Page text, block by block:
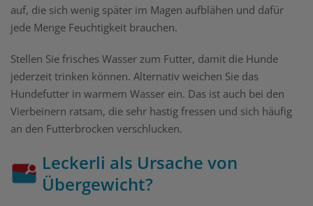
auf, die sich wenig später im Magen aufblähen und dafür
jede Menge Feuchtigkeit brauchen.
Stellen Sie frisches Wasser zum Futter, damit die Hunde
jederzeit trinken können. Alternativ weichen Sie das
Hundefutter in warmem Wasser ein. Das ist auch bei den
Vierbeinern ratsam, die sehr hastig fressen und sich häufig
an den Futterbrocken verschlucken.
Leckerli als Ursache von
Übergewicht?